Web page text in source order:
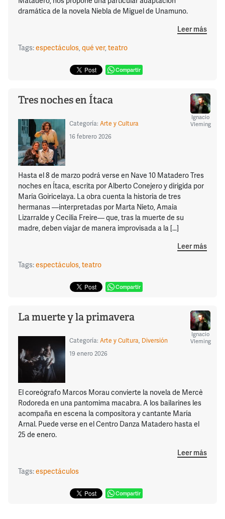
dramática de la novela Niebla de Miguel de Unamuno.
Leer más
Tags:espectáculos qué ver, teatro
Compartir
Tres noches en Ítaca
Ignacio
Vleming
Categoría: Arte y Cultura
16 febrero 2026
Hasta el 8 de marzo podrá verse en Nave 10 Matadero Tres
noches en Ítaca, escrita por Alberto Conejero y dirigida por
María Goiricelaya. La obra cuenta la historia de tres
hermanas —interpretadas por Marta Nieto, Amaia
Lizarralde y Cecilia Freire— que, tras la muerte de su
madre, deben viajar de manera improvisada a la […]
Leer más
Tags:espectáculos,teatro
Compartir
La muerte y la primavera
Ignacio
Vleming
Categoría: Arte y Cultura, Diversión
19 enero 2026
El coreógrafo Marcos Morau convierte la novela de Mercè
Rodoreda en una pantomima macabra. A los bailarines les
acompaña en escena la compositora y cantante María
Arnal. Puede verse en el Centro Danza Matadero hasta el
25 de enero.
Leer más
Tags:espectáculos
Compartir